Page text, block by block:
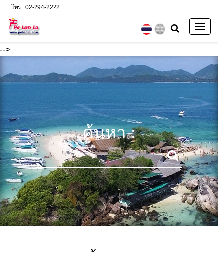
-->
โทร : 02-294-2222
ค้นหา :